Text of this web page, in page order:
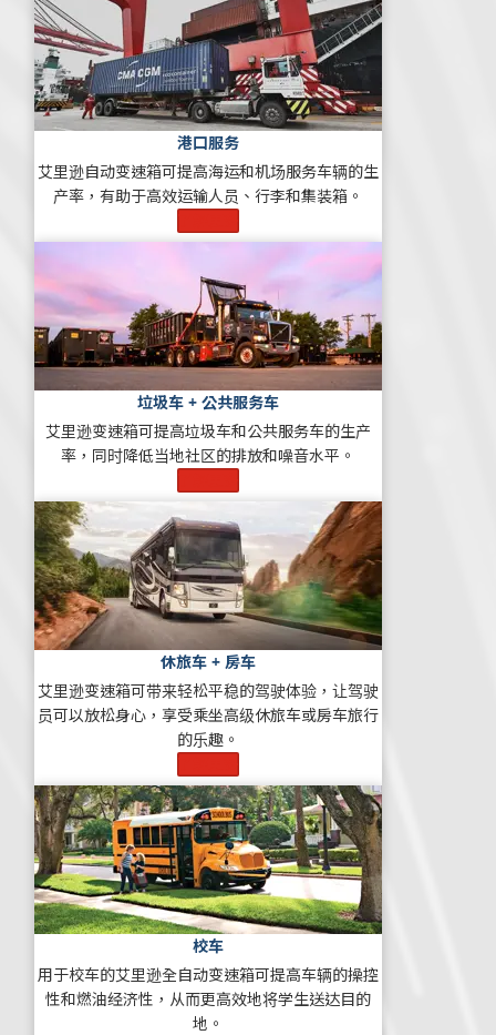
港口服务
艾里逊自动变速箱可提高海运和机场服务车辆的生
产率，有助于高效运输人员、行李和集装箱。
垃圾车 + 公共服务车
艾里逊变速箱可提高垃圾车和公共服务车的生产
率，同时降低当地社区的排放和噪音水平。
休旅车 + 房车
艾里逊变速箱可带来轻松平稳的驾驶体验，让驾驶
员可以放松身心，享受乘坐高级休旅车或房车旅行
的乐趣。
校车
用于校车的艾里逊全自动变速箱可提高车辆的操控
性和燃油经济性，从而更高效地将学生送达目的
地。